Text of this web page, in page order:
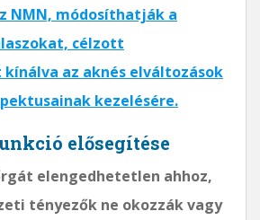
NMN, módosíthatják a
célzott
az aknés elváltozások
kezelésére.
elősegítése
elengedhetetlen ahhoz,
tényezők ne okozzák vagy